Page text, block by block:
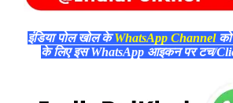
इंडिया पोल खोल केWhatsApp Channelको
के लिए इस WhatsApp आइकन पर टच/